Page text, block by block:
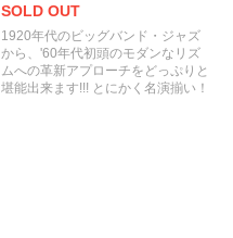
SOLD OUT
1920年代のビッグバンド・ジャズ
から、'60年代初頭のモダンなリズ
ムへの革新アプローチをどっぷりと
堪能出来ます!!! とにかく名演揃い！